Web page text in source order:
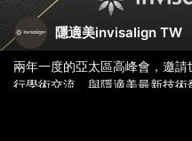
隱適美invisalign TW
兩年一度的亞太區高峰會，邀
行學術交流，與隱適美最新技
進的精神，服務大眾之餘也積